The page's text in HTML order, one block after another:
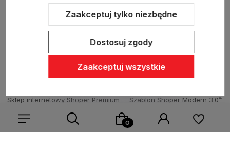
Obsługa hurtowa
Sklep internetowy Shoper Premium
Szablon Shoper Modern 3.0™
Zaakceptuj tylko niezbędne
Dostosuj zgody
Zaakceptuj wszystkie